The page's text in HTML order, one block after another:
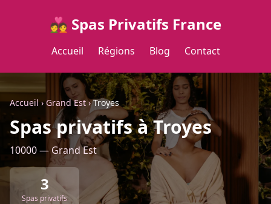
💑 Spas Privatifs France
Accueil Régions Blog Contact
Accueil›Grand Est›Troyes
Spas privatifs à Troyes
10000 — Grand Est
3
Spas privatifs